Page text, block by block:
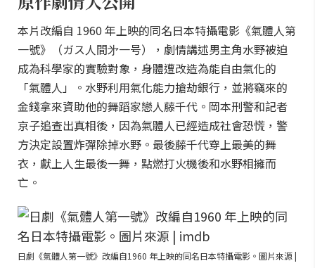
本片改編自 1960 年上映的同名日本特攝電影《氣體人第
一號》（ガス人間㐧一号），劇情講述男主角水野被迫
成為科學家的實驗對象，身體遭改造為能自由氣化的
「氣體人」。水野利用氣化能力搶劫銀行，並將竊來的
金錢拿來資助他的舞蹈家戀人藤千代。岡本刑警和記者
京子追查出真相後，因為氣體人已經造成社會恐慌，警
方決定設置炸彈除掉水野。最後藤千代穿上最美的舞
衣，獻上人生最後一舞，點燃打火機後和水野相擁而
亡。
日劇《氣體人第一號》改編自1960 年上映的同名日本特攝電影。圖片來源 |